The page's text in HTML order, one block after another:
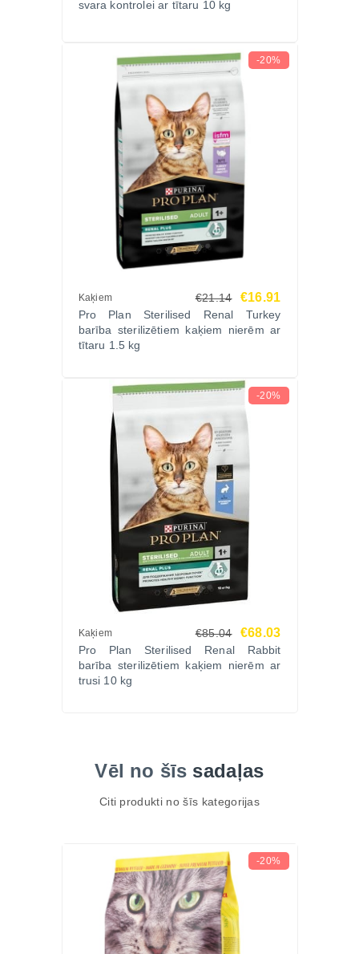
svara kontrolei ar tītaru 10 kg
-20%
Kaķiem €21.14 €16.91
Pro Plan Sterilised Renal Turkey
barība sterilizētiem kaķiem nierēm ar
tītaru 1.5 kg
-20%
Kaķiem €85.04 €68.03
Pro Plan Sterilised Renal Rabbit
barība sterilizētiem kaķiem nierēm ar
trusi 10 kg
Vēl no šīs sadaļas
Citi produkti no šīs kategorijas
-20%